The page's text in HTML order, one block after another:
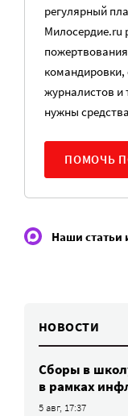
регулярный
Милосердие.ru
командировки,
журналистов и
нужны
ПОМОЧЬ
Наши статьи
НОВОСТИ
Сборы в
в рамках
5 авг, 17:37